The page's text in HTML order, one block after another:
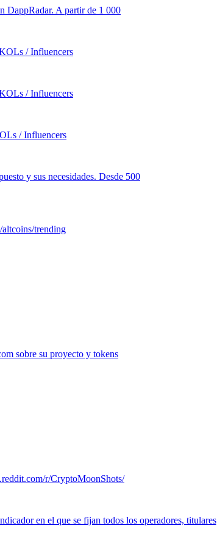
DappRadar. A partir de 1 000
/ Influencers
/ Influencers
/ Influencers
y sus necesidades. Desde 500
trending
sobre su proyecto y tokens
r/CryptoMoonShots/
en el que se fijan todos los operadores,